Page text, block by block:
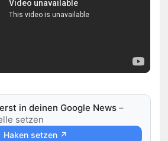
in deinen Google News –
setzen
Haken setzen ↗